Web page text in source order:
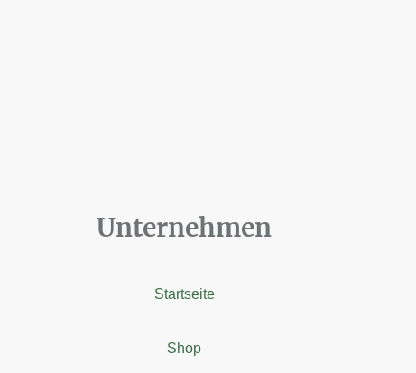
Unternehmen
Startseite
Shop